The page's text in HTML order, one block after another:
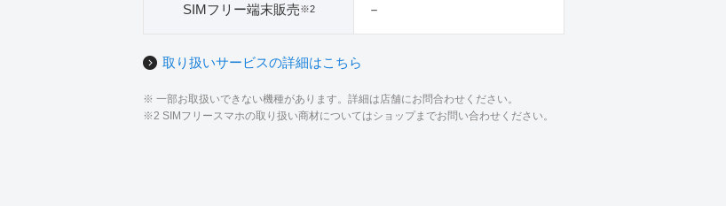
SIMフリー端末販売※2 －
取り扱いサービスの詳細はこちら
※ 一部お取扱いできない機種があります。詳細は店舗にお問合わせください。
※2 SIMフリースマホの取り扱い商材についてはショップまでお問い合わせください。